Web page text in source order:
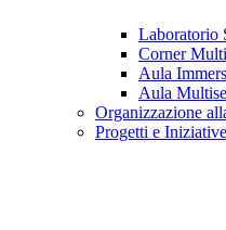
Laboratorio
Corner
Aula
Aula
Organizzazione
Progetti e